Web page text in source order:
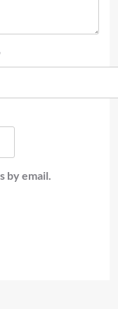
by email.